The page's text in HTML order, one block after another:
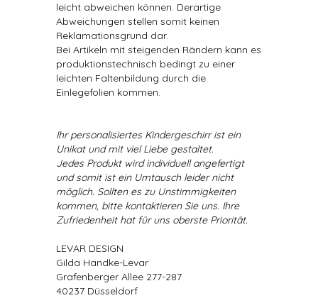
leicht abweichen können. Derartige
Abweichungen stellen somit keinen
Reklamationsgrund dar.
Bei Artikeln mit steigenden Rändern kann es
produktionstechnisch bedingt zu einer
leichten Faltenbildung durch die
Einlegefolien kommen.
Ihr personalisiertes Kindergeschirr ist ein
Unikat und mit viel Liebe gestaltet.
Jedes Produkt wird individuell angefertigt
und somit ist ein Umtausch leider nicht
möglich. Sollten es zu Unstimmigkeiten
kommen, bitte kontaktieren Sie uns. Ihre
Zufriedenheit hat für uns oberste Priorität.
LEVAR DESIGN
Gilda Handke-Levar
Grafenberger Allee 277-287
40237 Düsseldorf